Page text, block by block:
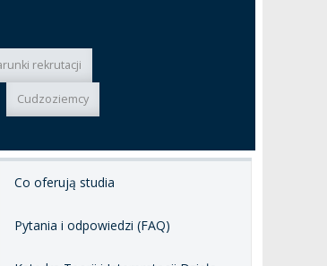
rekrutacji
Cudzoziemcy
Co oferują studia
Pytania i odpowiedzi (FAQ)